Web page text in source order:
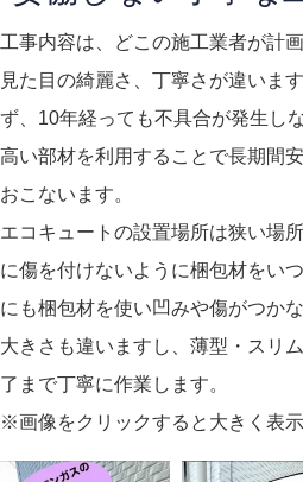
工事内容は、どこの施工業者が計
見た目の綺麗さ、丁寧さが違いま
ず、10年経っても不具合が発生し
高い部材を利用することで長期間
おこないます。
エコキュートの設置場所は狭い場
に傷を付けないように梱包材をい
にも梱包材を使い凹みや傷がつか
大きさも違いますし、薄型・スリ
了まで丁寧に作業します。
※画像をクリックすると大きく表示